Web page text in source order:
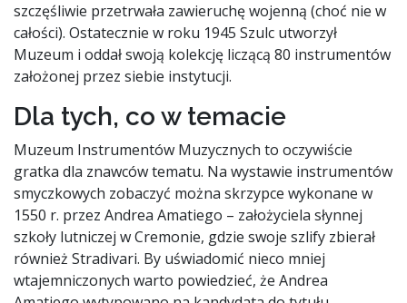
szczęśliwie przetrwała zawieruchę wojenną (choć nie w
całości). Ostatecznie w roku 1945 Szulc utworzył
Muzeum i oddał swoją kolekcję liczącą 80 instrumentów
założonej przez siebie instytucji.
Dla tych, co w temacie
Muzeum Instrumentów Muzycznych to oczywiście
gratka dla znawców tematu. Na wystawie instrumentów
smyczkowych zobaczyć można skrzypce wykonane w
1550 r. przez Andrea Amatiego – założyciela słynnej
szkoły lutniczej w Cremonie, gdzie swoje szlify zbierał
również Stradivari. By uświadomić nieco mniej
wtajemniczonych warto powiedzieć, że Andrea